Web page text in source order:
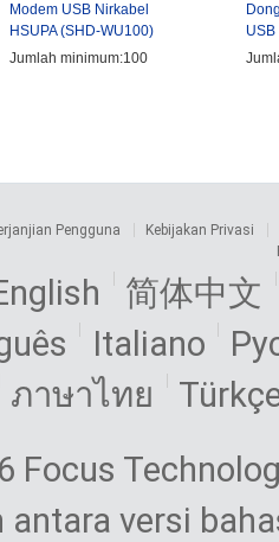
Modem USB Nirkabel
HSUPA (SHD-WU100)
Jumlah minimum:100
USB
Pengguna
Kebijakan Privasi
简体中文
Italiano
ภาษาไทย
Focus
antara versi